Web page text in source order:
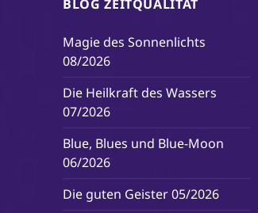
BLOG ZEITQUALITÄT
Magie des Sonnenlichts
08/2026
Die Heilkraft des Wassers
07/2026
Blue, Blues und Blue-Moon
06/2026
Die guten Geister 05/2026